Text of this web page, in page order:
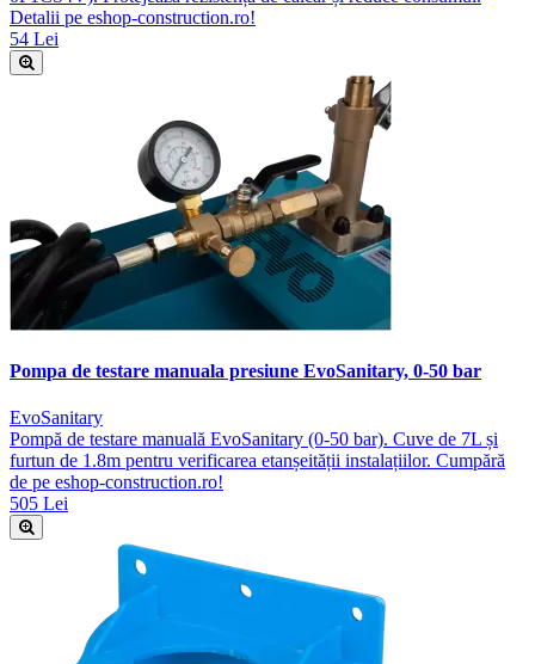
Detalii pe eshop-construction.ro!
54 Lei
Pompa de testare manuala presiune EvoSanitary, 0-50 bar
EvoSanitary
Pompă de testare manuală EvoSanitary (0-50 bar). Cuve de 7L și
furtun de 1.8m pentru verificarea etanșeității instalațiilor. Cumpără
de pe eshop-construction.ro!
505 Lei